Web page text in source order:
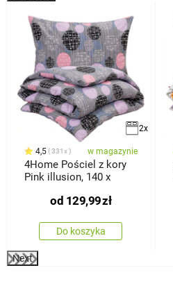
2x
4,5 331x w magazynie
4Home Pościel z kory
Pink illusion, 140 x
od 129,99zł
Do koszyka
Next